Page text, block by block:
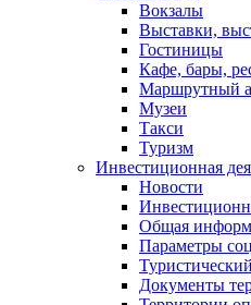
Вокзалы
Выставки,
Гостиницы
Кафе, бары,
Маршрутный
Музеи
Такси
Туризм
Инвестиционная
Новости
Общая
Параметры
Документы